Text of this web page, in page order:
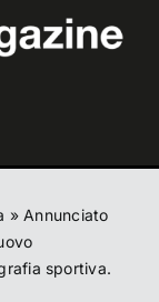
» Annunciato
sportiva.